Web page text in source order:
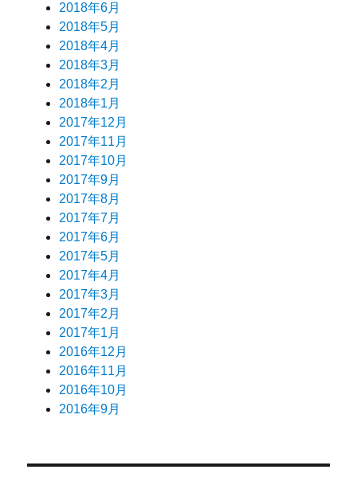
2018年6月
2018年5月
2018年4月
2018年3月
2018年2月
2018年1月
2017年12月
2017年11月
2017年10月
2017年9月
2017年8月
2017年7月
2017年6月
2017年5月
2017年4月
2017年3月
2017年2月
2017年1月
2016年12月
2016年11月
2016年10月
2016年9月